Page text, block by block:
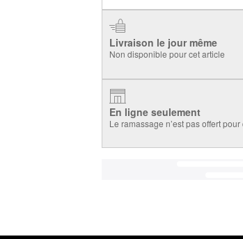
Livraison le jour même
Non disponible pour cet article
En ligne seulement
Le ramassage n’est pas offert pour